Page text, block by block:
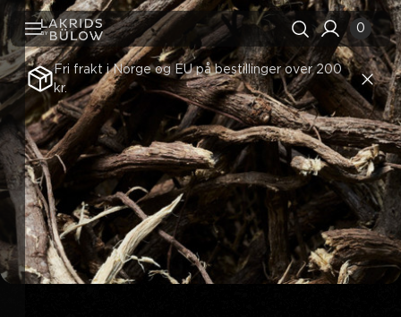
0
Fri frakt i Norge og EU på bestillinger over 200
kr.
Søkehistorikk Fjern alle
Søkeresultater Se alle